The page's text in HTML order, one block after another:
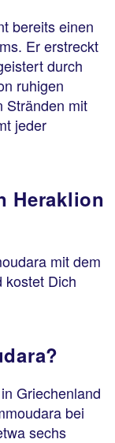
bereits einen
Er erstreckt
durch
ruhigen
Stränden mit
jeder
Heraklion
mit dem
kostet Dich
Griechenland
bei
sechs